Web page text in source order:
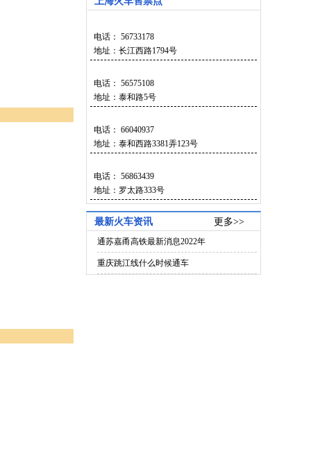
电话： 56733178
地址：长江西路1794号
电话： 56575108
地址：泰和路5号
电话： 66040937
地址：泰和西路3381弄123号
电话： 56863439
地址：罗太路333号
最新火车资讯 更多>>
通苏嘉甬高铁最新消息2022年
重庆跳江线什么时候通车